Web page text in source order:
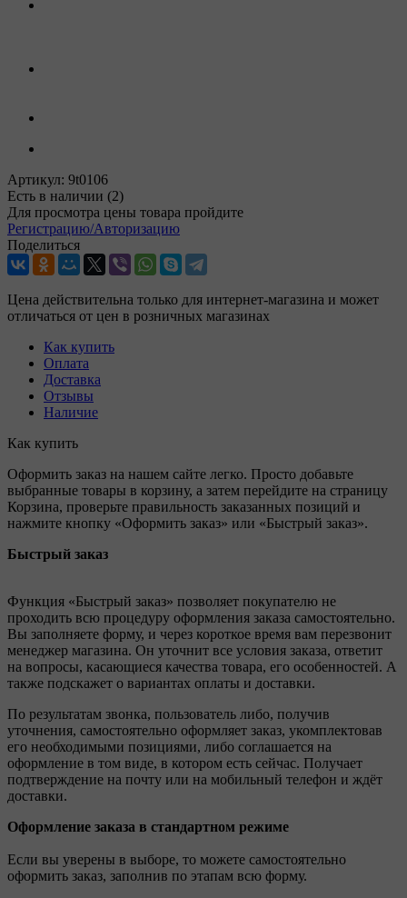
Артикул: 9t0106
Есть в наличии (2)
Для просмотра цены товара пройдите
Регистрацию/Авторизацию
Поделиться
Цена действительна только для интернет-магазина и может
отличаться от цен в розничных магазинах
Как купить
Оплата
Доставка
Отзывы
Наличие
Как купить
Оформить заказ на нашем сайте легко. Просто добавьте
выбранные товары в корзину, а затем перейдите на страницу
Корзина, проверьте правильность заказанных позиций и
нажмите кнопку «Оформить заказ» или «Быстрый заказ».
Быстрый заказ
Функция «Быстрый заказ» позволяет покупателю не
проходить всю процедуру оформления заказа самостоятельно.
Вы заполняете форму, и через короткое время вам перезвонит
менеджер магазина. Он уточнит все условия заказа, ответит
на вопросы, касающиеся качества товара, его особенностей. А
также подскажет о вариантах оплаты и доставки.
По результатам звонка, пользователь либо, получив
уточнения, самостоятельно оформляет заказ, укомплектовав
его необходимыми позициями, либо соглашается на
оформление в том виде, в котором есть сейчас. Получает
подтверждение на почту или на мобильный телефон и ждёт
доставки.
Оформление заказа в стандартном режиме
Если вы уверены в выборе, то можете самостоятельно
оформить заказ, заполнив по этапам всю форму.